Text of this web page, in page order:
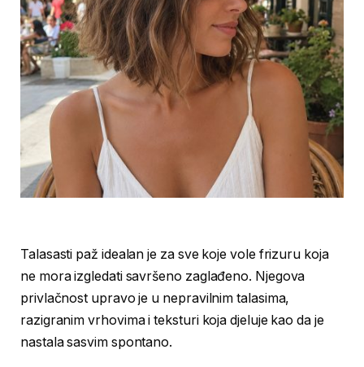
Talasasti paž idealan je za sve koje vole frizuru koja
ne mora izgledati savršeno zaglađeno. Njegova
privlačnost upravo je u nepravilnim talasima,
razigranim vrhovima i teksturi koja djeluje kao da je
nastala sasvim spontano.